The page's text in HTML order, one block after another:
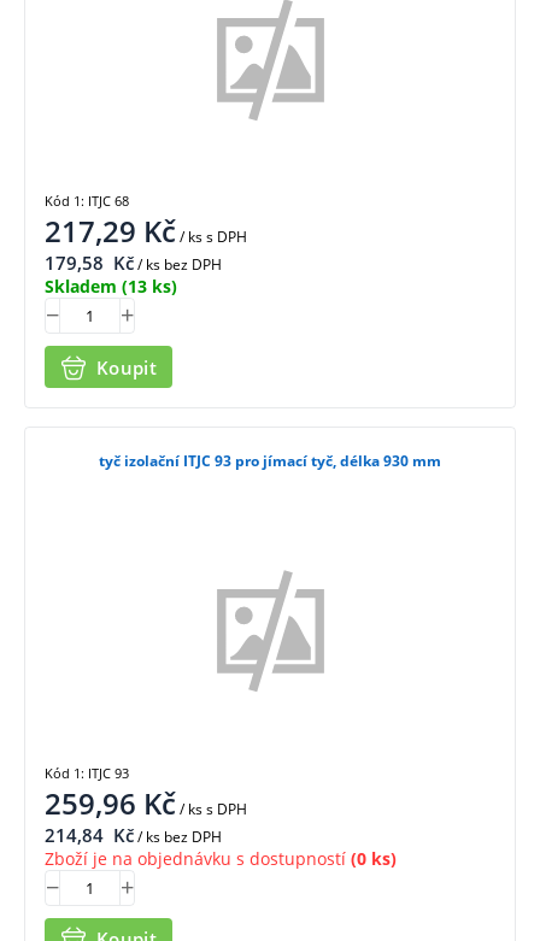
217,29 Kč/ kss DPH
179,58 Kč/ ks bez DPH
Skladem (13 ks)
Koupit
Kód 1: ITJC 68
tyč izolační ITJC 93 pro jímací tyč, délka 930 mm
259,96 Kč/ kss DPH
214,84 Kč/ ks bez DPH
Zboží je na objednávku s dostupností (0 ks)
Kód 1: ITJC 93